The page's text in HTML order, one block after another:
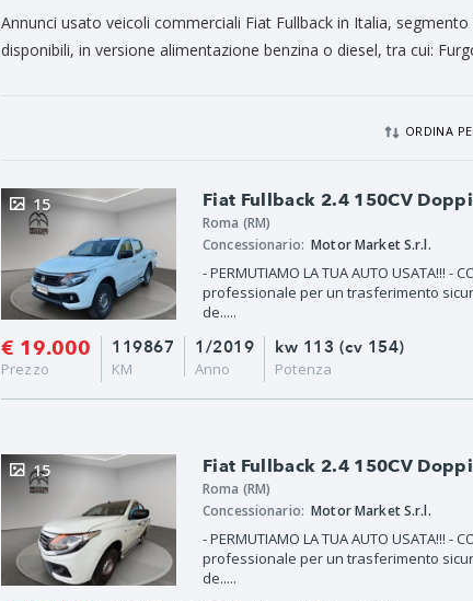
Annunci usato veicoli commerciali Fiat Fullback in Italia,
disponibili, in versione alimentazione benzina o diesel, tra cui:
ORDINA
Fiat Fullback 2.4 150CV
15
Roma (RM)
Concessionario: Motor Market S.r.l.
- PERMUTIAMO LA TUA AUTO USATA!!! -
professionale per un trasferimento
de.....
€ 19.000
Prezzo
1/2019
Anno
119867
KM
kw 113 (cv 154)
Potenza
Fiat Fullback 2.4 150CV
15
Roma (RM)
Concessionario: Motor Market S.r.l.
- PERMUTIAMO LA TUA AUTO USATA!!! -
professionale per un trasferimento
de.....